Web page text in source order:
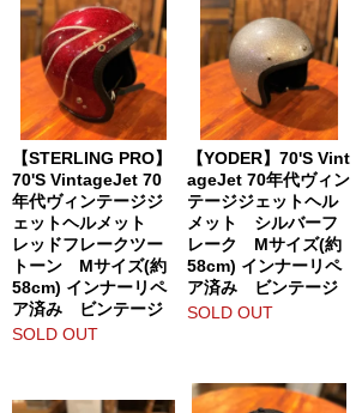
【STERLING PRO】
70'S VintageJet 70
年代ヴィンテージジ
ェットヘルメット
レッドフレークツー
トーン Mサイズ(約
58cm) インナーリペ
ア済み ビンテージ
SOLD OUT
【YODER】70'S Vint
ageJet 70年代ヴィン
テージジェットヘル
メット シルバーフ
レーク Mサイズ(約
58cm) インナーリペ
ア済み ビンテージ
SOLD OUT